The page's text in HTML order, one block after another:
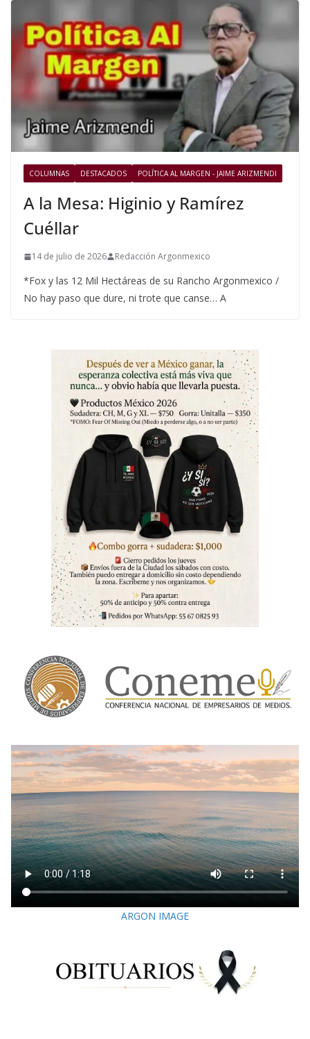
COLUMNAS DESTACADOS POLÍTICA AL MARGEN - JAIME ARIZMENDI
A la Mesa: Higinio y Ramírez
Cuéllar
14 de julio de 2026 Redacción Argonmexico
*Fox y las 12 Mil Hectáreas de su Rancho Argonmexico /
No hay paso que dure, ni trote que canse… A
ARGON IMAGE